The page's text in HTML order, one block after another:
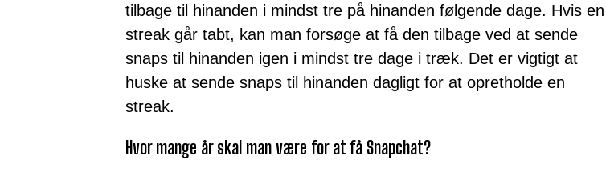
tilbage til hinanden i mindst tre på hinanden følgende dage. Hvis en
streak går tabt, kan man forsøge at få den tilbage ved at sende
snaps til hinanden igen i mindst tre dage i træk. Det er vigtigt at
huske at sende snaps til hinanden dagligt for at opretholde en
streak.
Hvor mange år skal man være for at få Snapchat?